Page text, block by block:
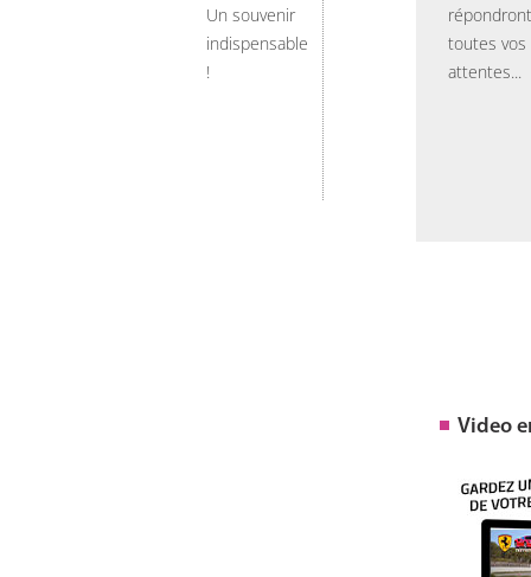
Un souvenir
indispensable
!
toutes vos
attentes...
Video